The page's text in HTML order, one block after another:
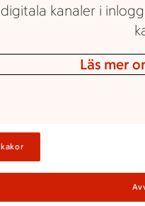
kanaler i
Läs mer